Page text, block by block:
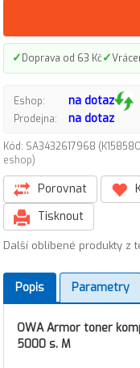
✓Doprava od 63 Kč✓
Eshop: na dotaz
Prodejna: na dotaz
Kód: SA3432617968
eshop)
Porovnat
Tisknout
Další oblíbené produkty z
Popis Parametry
OWA Armor toner
5000 s. M